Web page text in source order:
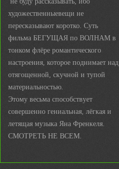
художественныевещи не
пересказывают коротко. Суть
фильма БЕГУЩАЯ по ВОЛНАМ в
тонком флёре романтического
настроения, которое поднимает над
отягощенной, скучной и тупой
материальностью.
Этому весьма способствует
совершенно гениальная, лёгкая и
летящая музыка Яна Френкеля.
СМОТРЕТЬ НЕ ВСЕМ.